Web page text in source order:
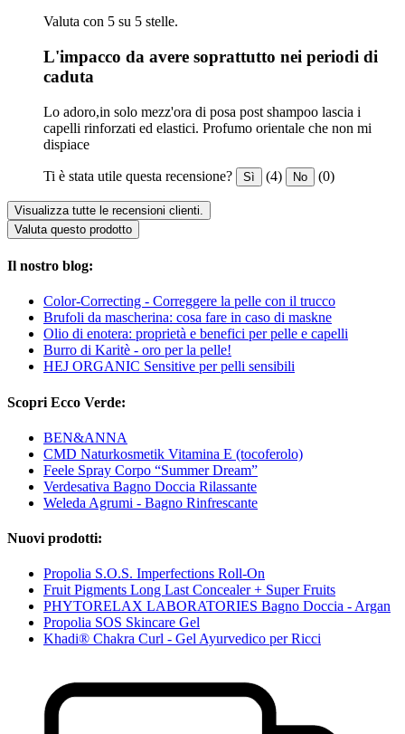
Valuta con 5 su 5 stelle.
L'impacco da avere soprattutto nei periodi di
caduta
Lo adoro,in solo mezz'ora di posa post shampoo lascia i
capelli rinforzati ed elastici. Profumo orientale che non mi
dispiace
Ti è stata utile questa recensione? Sì (4) No (0)
Visualizza tutte le recensioni clienti.
Valuta questo prodotto
Il nostro blog:
Color-Correcting - Correggere la pelle con il trucco
Brufoli da mascherina: cosa fare in caso di maskne
Olio di enotera: proprietà e benefici per pelle e capelli
Burro di Karitè - oro per la pelle!
HEJ ORGANIC Sensitive per pelli sensibili
Scopri Ecco Verde:
BEN&ANNA
CMD Naturkosmetik Vitamina E (tocoferolo)
Feele Spray Corpo “Summer Dream”
Verdesativa Bagno Doccia Rilassante
Weleda Agrumi - Bagno Rinfrescante
Nuovi prodotti:
Propolia S.O.S. Imperfections Roll-On
Fruit Pigments Long Last Concealer + Super Fruits
PHYTORELAX LABORATORIES Bagno Doccia - Argan
Propolia SOS Skincare Gel
Khadi® Chakra Curl - Gel Ayurvedico per Ricci